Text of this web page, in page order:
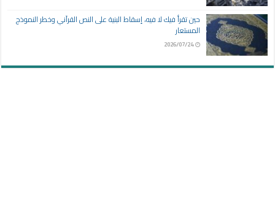
حين تقرأ فيك لا فيه، إسقاط البنية على النص القرآني وخطر النموذج
المستعار
2026/07/24